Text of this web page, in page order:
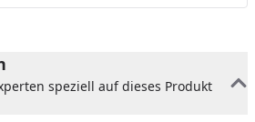
speziell auf dieses Produkt